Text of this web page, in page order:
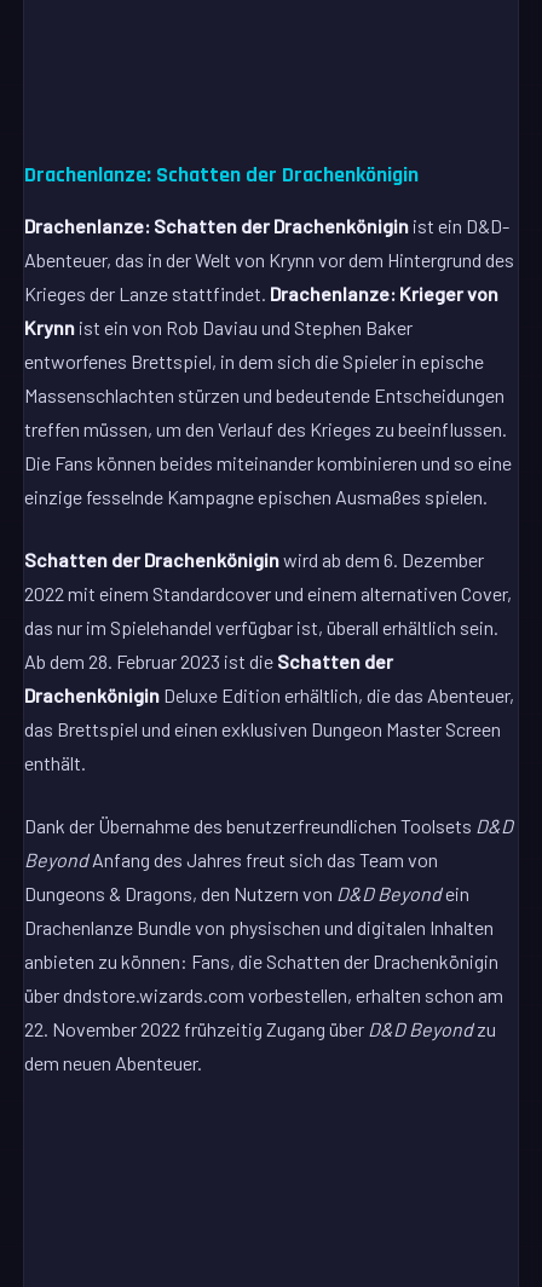
Drachenlanze: Schatten der Drachenkönigin
Drachenlanze: Schatten der Drachenkönigin ist ein D&D-
Abenteuer, das in der Welt von Krynn vor dem Hintergrund des
Krieges der Lanze stattfindet. Drachenlanze: Krieger von
Krynn ist ein von Rob Daviau und Stephen Baker
entworfenes Brettspiel, in dem sich die Spieler in epische
Massenschlachten stürzen und bedeutende Entscheidungen
treffen müssen, um den Verlauf des Krieges zu beeinflussen.
Die Fans können beides miteinander kombinieren und so eine
einzige fesselnde Kampagne epischen Ausmaßes spielen.
Schatten der Drachenköniginwird ab dem 6. Dezember
2022 mit einem Standardcover und einem alternativen Cover,
das nur im Spielehandel verfügbar ist, überall erhältlich sein.
Ab dem 28. Februar 2023 ist die Schatten der
Drachenkönigin Deluxe Edition erhältlich, die das Abenteuer,
das Brettspiel und einen exklusiven Dungeon Master Screen
enthält.
Dank der Übernahme des benutzerfreundlichen Toolsets D&D
BeyondAnfang des Jahres freut sich das Team von
Dungeons & Dragons, den Nutzern von D&D Beyondein
Drachenlanze Bundle von physischen und digitalen Inhalten
anbieten zu können: Fans, die Schatten der Drachenkönigin
über dndstore.wizards.com vorbestellen, erhalten schon am
22. November 2022 frühzeitig Zugang über D&D Beyondzu
dem neuen Abenteuer.